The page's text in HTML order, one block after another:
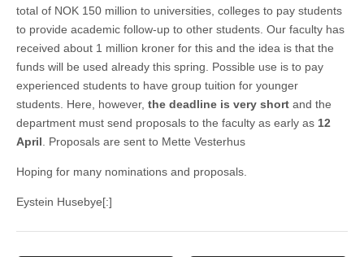
total of NOK 150 million to universities, colleges to pay students
to provide academic follow-up to other students. Our faculty has
received about 1 million kroner for this and the idea is that the
funds will be used already this spring. Possible use is to pay
experienced students to have group tuition for younger
students. Here, however, the deadline is very short and the
department must send proposals to the faculty as early as 12
April. Proposals are sent to Mette Vesterhus
Hoping for many nominations and proposals.
Eystein Husebye[:]